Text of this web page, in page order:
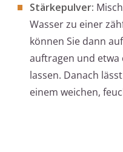
Stärkepulver:
Wasser zu einer
können Sie dann
auftragen und etwa
lassen. Danach
einem weichen,